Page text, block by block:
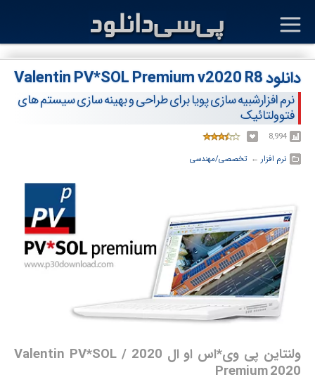
دانلود Valentin PV*SOL Premium v2020 R8
نرم افزارشبیه سازی پویا برای طراحی و بهینه سازی سیستم های
فتوولتائیک
8,994
نرم افزار ← ‏تخصصی/مهندسی
ولنتاین پی وی*اس او ال 2020 / Valentin PV*SOL
Premium 2020